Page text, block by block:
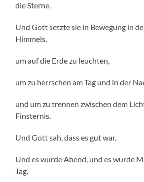
die Sterne.
Und Gott setzte sie in Bewegung in
Himmels,
um auf die Erde zu leuchten,
um zu herrschen am Tag und in der
und um zu trennen zwischen dem
Finsternis.
Und Gott sah, dass es gut war.
Und es wurde Abend, und es wurde
Tag.